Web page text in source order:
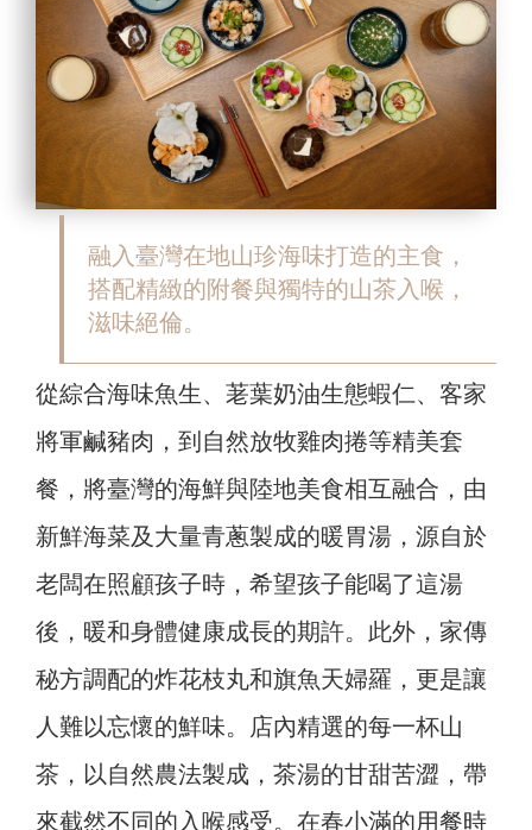
融入臺灣在地山珍海味打造的主食，
搭配精緻的附餐與獨特的山茶入喉，
滋味絕倫。
從綜合海味魚生、荖葉奶油生態蝦仁、客家
將軍鹹豬肉，到自然放牧雞肉捲等精美套
餐，將臺灣的海鮮與陸地美食相互融合，由
新鮮海菜及大量青蔥製成的暖胃湯，源自於
老闆在照顧孩子時，希望孩子能喝了這湯
後，暖和身體健康成長的期許。此外，家傳
秘方調配的炸花枝丸和旗魚天婦羅，更是讓
人難以忘懷的鮮味。店內精選的每一杯山
茶，以自然農法製成，茶湯的甘甜苦澀，帶
來截然不同的入喉感受。在春小滿的用餐時